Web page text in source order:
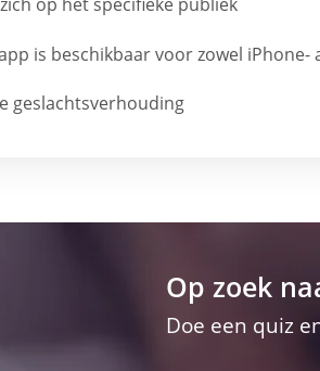
is beschikbaar voor zowel
geslachtsverhouding
Op zoek
Doe een quiz